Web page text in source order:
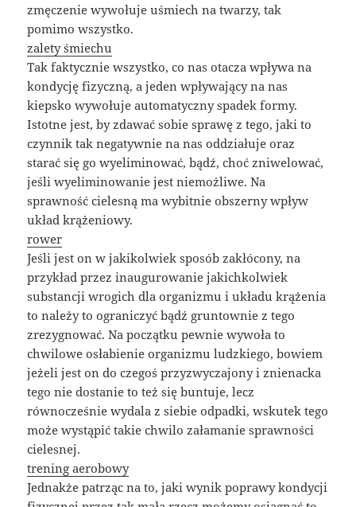
zmęczenie wywołuje uśmiech na twarzy, tak
pomimo wszystko.
zalety śmiechu
Tak faktycznie wszystko, co nas otacza wpływa na
kondycję fizyczną, a jeden wpływający na nas
kiepsko wywołuje automatyczny spadek formy.
Istotne jest, by zdawać sobie sprawę z tego, jaki to
czynnik tak negatywnie na nas oddziałuje oraz
starać się go wyeliminować, bądź, choć zniwelować,
jeśli wyeliminowanie jest niemożliwe. Na
sprawność cielesną ma wybitnie obszerny wpływ
układ krążeniowy.
rower
Jeśli jest on w jakikolwiek sposób zakłócony, na
przykład przez inaugurowanie jakichkolwiek
substancji wrogich dla organizmu i układu krążenia
to należy to ograniczyć bądź gruntownie z tego
zrezygnować. Na początku pewnie wywoła to
chwilowe osłabienie organizmu ludzkiego, bowiem
jeżeli jest on do czegoś przyzwyczajony i znienacka
tego nie dostanie to też się buntuje, lecz
równocześnie wydala z siebie odpadki, wskutek tego
może wystąpić takie chwilo załamanie sprawności
cielesnej.
trening aerobowy
Jednakże patrząc na to, jaki wynik poprawy kondycji